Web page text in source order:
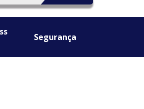
Segurança